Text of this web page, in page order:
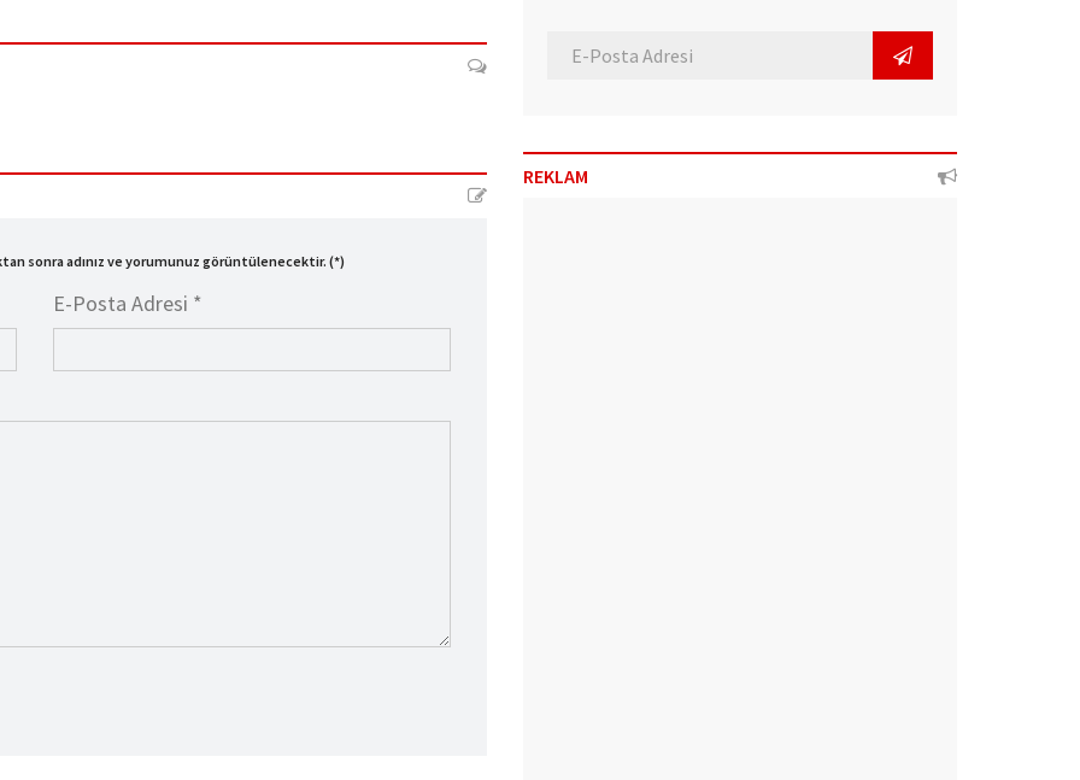
sonra adınız ve yorumunuz görüntülenecektir. (*)
E-Posta Adresi *
REKLAM